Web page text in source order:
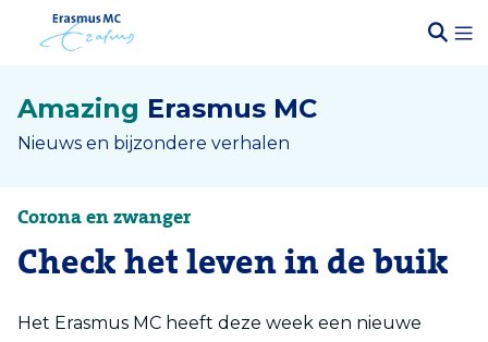
Amazing Erasmus MC
Nieuws en bijzondere verhalen
Corona en zwanger
Check het leven in de buik
Het Erasmus MC heeft deze week een nieuwe